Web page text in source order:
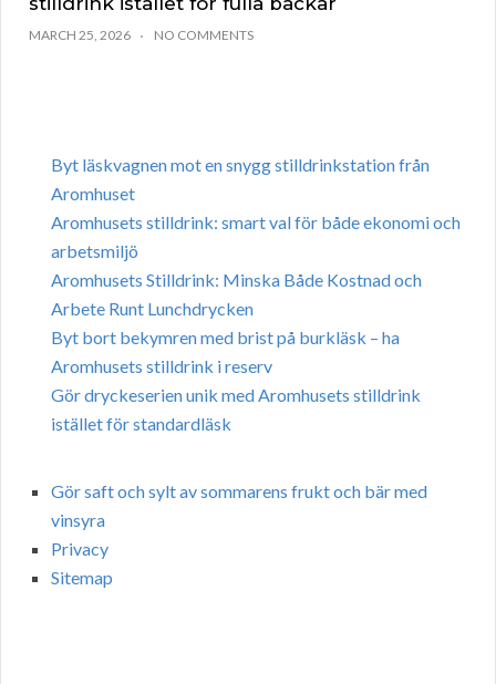
MARCH 25, 2026 NO COMMENTS
Byt läskvagnen mot en snygg stilldrinkstation från
Aromhuset
Aromhusets stilldrink: smart val för både ekonomi och
arbetsmiljö
Aromhusets Stilldrink: Minska Både Kostnad och
Arbete Runt Lunchdrycken
Byt bort bekymren med brist på burkläsk – ha
Aromhusets stilldrink i reserv
Gör dryckeserien unik med Aromhusets stilldrink
istället för standardläsk
Gör saft och sylt av sommarens frukt och bär med
vinsyra
Privacy
Sitemap